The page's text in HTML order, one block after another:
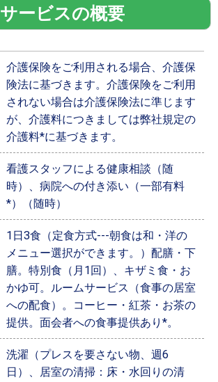
サービスの概要
介護保険をご利用される場合、介護保
険法に基づきます。介護保険をご利用
されない場合は介護保険法に準じます
が、介護料につきましては弊社規定の
介護料*に基づきます。
看護スタッフによる健康相談（随
時）、病院への付き添い（一部有料
*）（随時）
1日3食（定食方式---朝食は和・洋の
メニュー選択ができます。）配膳・下
膳。特別食（月1回）、キザミ食・お
かゆ可。ルームサービス（食事の居室
への配食）。コーヒー・紅茶・お茶の
提供。面会者への食事提供あり*。
洗濯（プレスを要さない物、週6
日）、居室の清掃：床・水回りの清